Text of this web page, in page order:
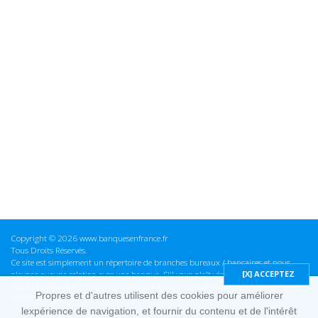
Copyright © 2026 www.banquesenfrance.fr
Tous Droits Réservés.
Ce site est simplement un répertoire de branches bureaux / bancaires et nous
n'avons aucune relation avec une banque. S'il vous plaît vérifier ces informations
avant d'effectuer toute opération, nous ne sommes pas responsables des erreurs
ou des omissions dans les informations que nous fournissons.
Propres et d'autres utilisent des cookies pour améliorer
lexpérience de navigation, et fournir du contenu et de l'intérêt